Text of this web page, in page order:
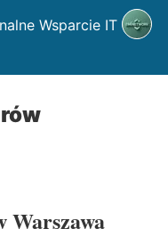
Wsparcie IT dla